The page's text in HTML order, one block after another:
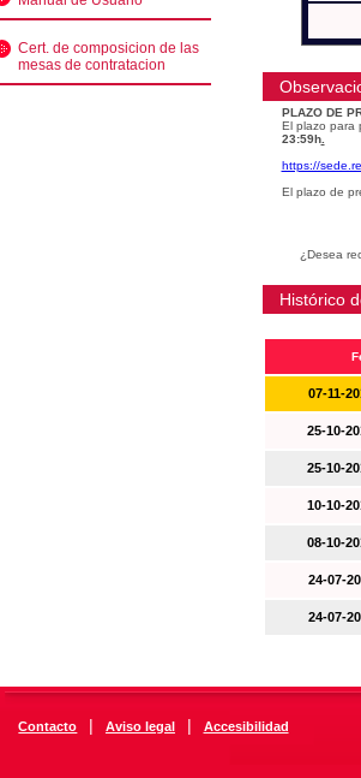
Cert. de composicion de las
mesas de contratacion
PLAZO DE
El plazo para
23:59h.
https://
El plazo de
¿Desea
Histórico
07-11-
25-10-
25-10-
10-10-
08-10-
24-07-
24-07-
Contacto | Aviso legal | Accesibilidad